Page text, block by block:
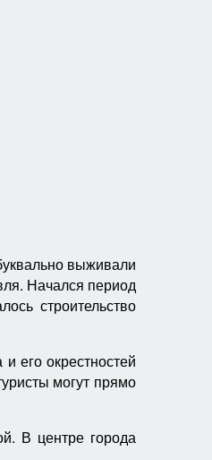
выживали
Начался период
строительство
его окрестностей
могут прямо
В центре города